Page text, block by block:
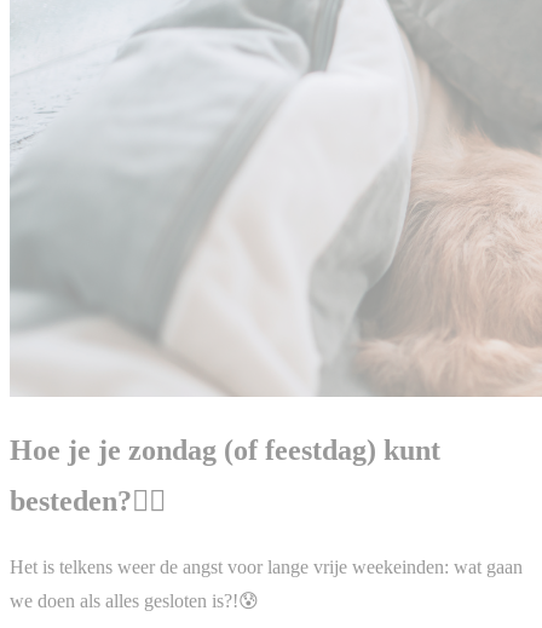
Hoe je je zondag (of feestdag) kunt
besteden?👇🏻
Het is telkens weer de angst voor lange vrije weekeinden: wat gaan
we doen als alles gesloten is?!😰